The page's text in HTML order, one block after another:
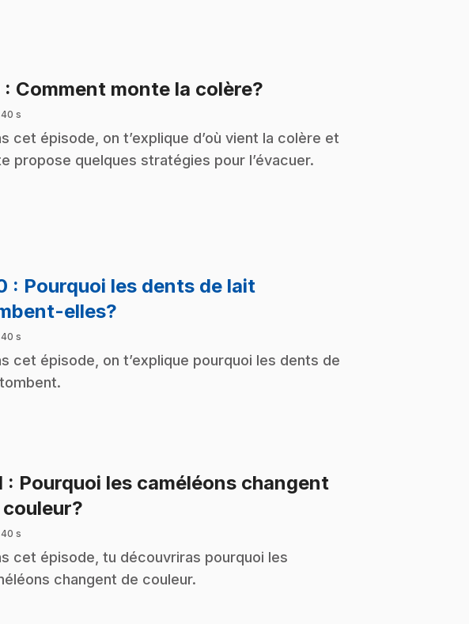
: Comment monte la colère?
40 s
cet épisode, on t’explique d’où vient la colère et
propose quelques stratégies pour l’évacuer.
: Pourquoi les dents de lait
elles?
40 s
cet épisode, on t’explique pourquoi les dents de
: Pourquoi les caméléons changent
40 s
cet épisode, tu découvriras pourquoi les
changent de couleur.